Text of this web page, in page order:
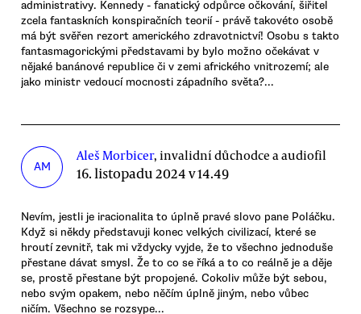
administrativy. Kennedy - fanatický odpůrce očkování, šiřitel
zcela fantaskních konspiračních teorií - právě takovéto osobě
má být svěřen rezort amerického zdravotnictví! Osobu s takto
fantasmagorickými představami by bylo možno očekávat v
nějaké banánové republice či v zemi afrického vnitrozemí; ale
jako ministr vedoucí mocnosti západního světa?...
AM
Aleš Morbicer, invalidní důchodce a audiofil
16. listopadu 2024 v 14.49
Nevím, jestli je iracionalita to úplně pravé slovo pane Poláčku.
Když si někdy představuji konec velkých civilizací, které se
hroutí zevnitř, tak mi vždycky vyjde, že to všechno jednoduše
přestane dávat smysl. Že to co se říká a to co reálně je a děje
se, prostě přestane být propojené. Cokoliv může být sebou,
nebo svým opakem, nebo něčím úplně jiným, nebo vůbec
ničím. Všechno se rozsype...